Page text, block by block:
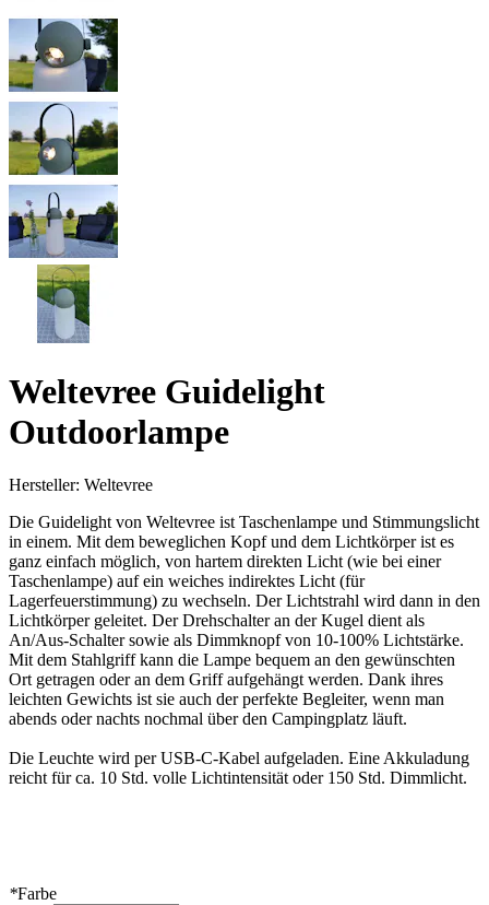
Weltevree Guidelight
Outdoorlampe
Hersteller: Weltevree
Die Guidelight von Weltevree ist Taschenlampe und Stimmungslicht
in einem. Mit dem beweglichen Kopf und dem Lichtkörper ist es
ganz einfach möglich, von hartem direkten Licht (wie bei einer
Taschenlampe) auf ein weiches indirektes Licht (für
Lagerfeuerstimmung) zu wechseln. Der Lichtstrahl wird dann in den
Lichtkörper geleitet. Der Drehschalter an der Kugel dient als
An/Aus-Schalter sowie als Dimmknopf von 10-100% Lichtstärke.
Mit dem Stahlgriff kann die Lampe bequem an den gewünschten
Ort getragen oder an dem Griff aufgehängt werden. Dank ihres
leichten Gewichts ist sie auch der perfekte Begleiter, wenn man
abends oder nachts nochmal über den Campingplatz läuft.
Die Leuchte wird per USB-C-Kabel aufgeladen. Eine Akkuladung
reicht für ca. 10 Std. volle Lichtintensität oder 150 Std. Dimmlicht.
*Farbe